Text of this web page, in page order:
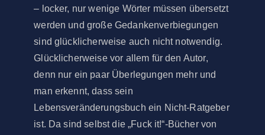
– locker, nur wenige Wörter müssen übersetzt
werden und große Gedankenverbiegungen
sind glücklicherweise auch nicht notwendig.
Glücklicherweise vor allem für den Autor,
denn nur ein paar Überlegungen mehr und
man erkennt, dass sein
Lebensveränderungsbuch ein Nicht-Ratgeber
ist. Da sind selbst die „Fuck it!“-Bücher von